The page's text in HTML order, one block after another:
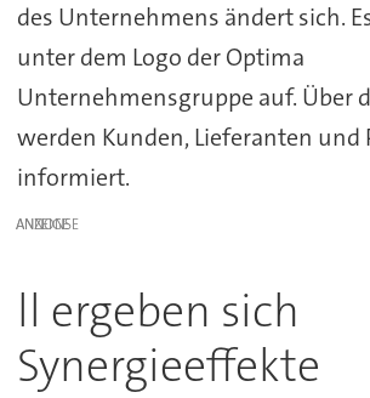
des Unternehmens ändert sich.
unter dem Logo der Optima
Unternehmensgruppe auf. Über
werden Kunden, Lieferanten und
informiert.
ANZEIGE
ll ergeben sich
Synergieeffekte